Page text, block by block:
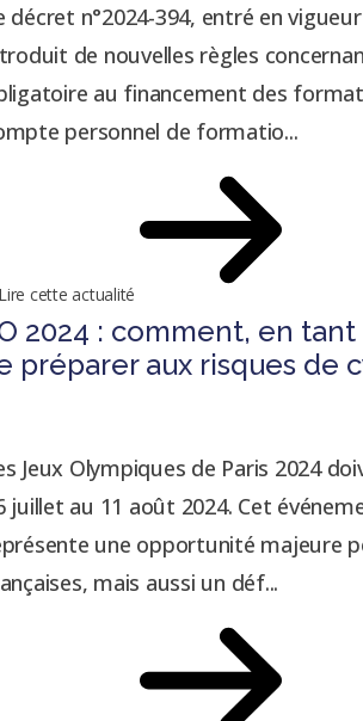
décret n°2024-394, entré en
de nouvelles règles
au financement des
personnel de formatio...
cette actualité
2024 : comment, en tant
préparer aux risques de
Jeux Olympiques de Paris 2024
juillet au 11 août 2024. Cet
une opportunité majeure
mais aussi un déf...